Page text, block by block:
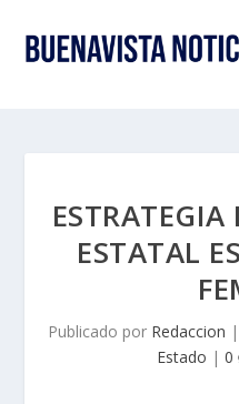
ESTRATEGIA
ESTATAL
Publicado por Redaccion |
Estado | 0